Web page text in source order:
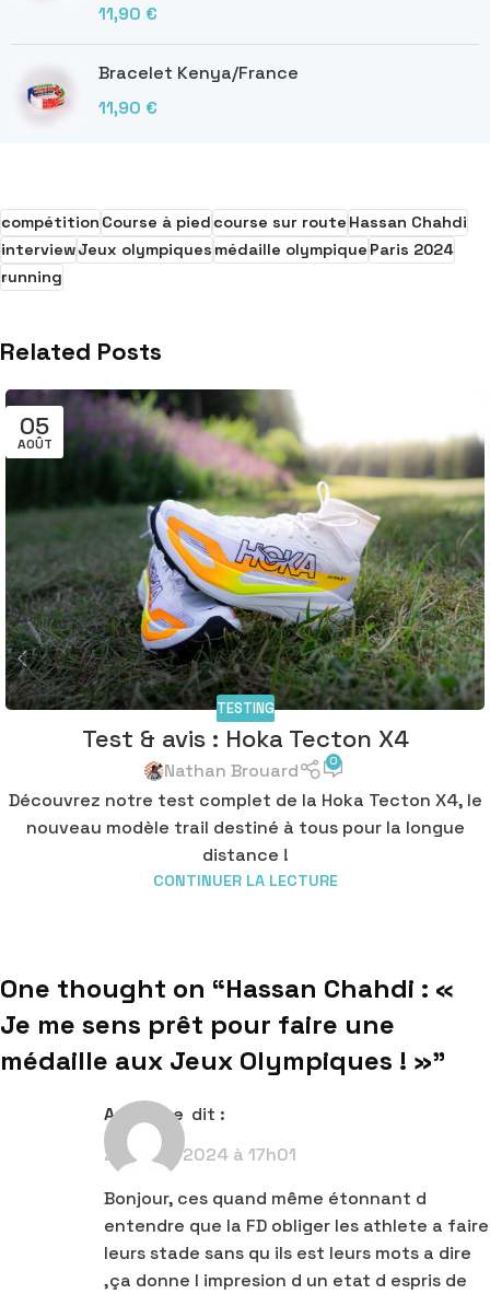
11,90 €
Bracelet Kenya/France
11,90 €
compétitionCourse à piedcourse sur routeHassan Chahdi
interviewJeux olympiquesmédaille olympiqueParis 2024
running
Related Posts
05
AOÛT
TESTING
Test & avis : Hoka Tecton X4
Nathan Brouard 0
Découvrez notre test complet de la Hoka Tecton X4, le
nouveau modèle trail destiné à tous pour la longue
distance !
CONTINUER LA LECTURE
One thought on “Hassan Chahdi : «
Je me sens prêt pour faire une
médaille aux Jeux Olympiques ! »”
Anzalone dit :
29 juillet 2024 à 17h01
Bonjour, ces quand même étonnant d
entendre que la FD obliger les athlete a faire
leurs stade sans qu ils est leurs mots a dire
,ça donne l impresion d un etat d espris de